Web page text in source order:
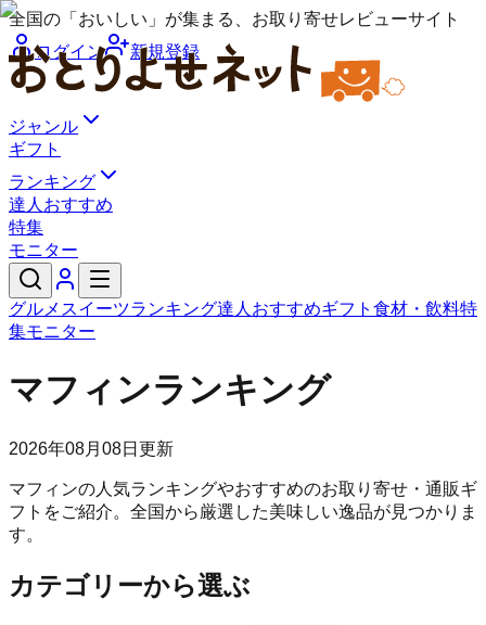
全国の「おいしい」が集まる、お取り寄せレビューサイト
ログイン
新規登録
ジャンル
ギフト
ランキング
達人おすすめ
特集
モニター
グルメ スイーツランキング達人おすすめギフト 食材・飲料特
集モニター
マフィンランキング
2026年08月08日 更新
マフィンの人気ランキングやおすすめのお取り寄せ・通販ギ
フトをご紹介。全国から厳選した美味しい逸品が見つかりま
す。
カテゴリーから選ぶ